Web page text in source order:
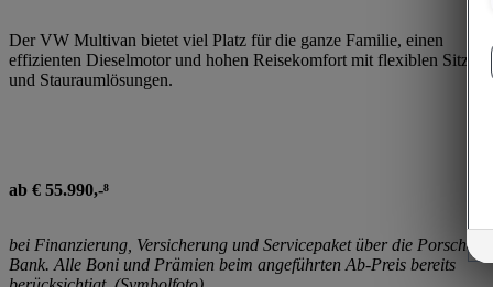
Der VW Multivan bietet viel Platz für die ganze Familie, einen
effizienten Dieselmotor und hohen Reisekomfort mit flexiblen Sitz-
und Stauraumlösungen.
ab € 55.990,-⁸
bei Finanzierung, Versicherung und Servicepaket über die Porsche
Bank. Alle Boni und Prämien beim angeführten Ab-Preis bereits